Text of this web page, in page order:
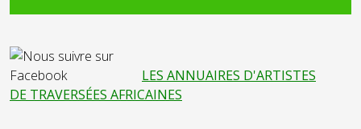
LES ANNUAIRES D'ARTISTES
DE TRAVERSÉES AFRICAINES